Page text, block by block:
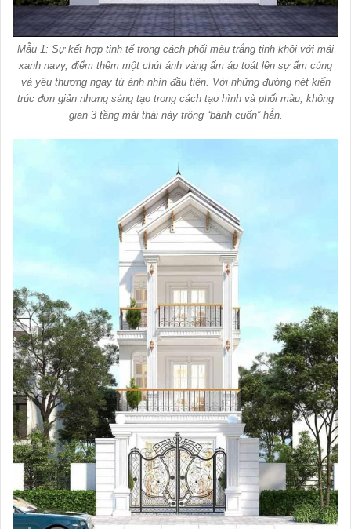
Mẫu 1: Sự kết hợp tinh tế trong cách phối màu trắng tinh khôi với mái
xanh navy, điểm thêm một chút ánh vàng ấm áp toát lên sự ấm cúng
và yêu thương ngay từ ánh nhìn đầu tiên. Với những đường nét kiến
trúc đơn giản nhưng sáng tạo trong cách tạo hình và phối màu, không
gian 3 tầng mái thái này trông “bánh cuốn” hẳn.